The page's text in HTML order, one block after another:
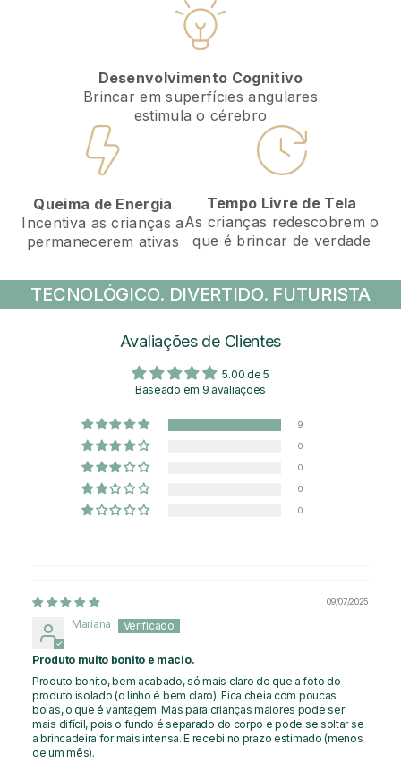
Desenvolvimento Cognitivo
Brincar em superfícies angulares
estimula o cérebro
Queima de Energia
Incentiva as crianças a
permanecerem ativas
Tempo Livre de Tela
As crianças redescobrem o
que é brincar de verdade
TECNOLÓGICO. DIVERTIDO. FUTURISTA
Avaliações de Clientes
5.00 de 5
Baseado em 9 avaliações
9
0
0
0
0
09/07/2025
Mariana
Produto muito bonito e macio.
Produto bonito, bem acabado, só mais claro do que a foto do
produto isolado (o linho é bem claro). Fica cheia com poucas
bolas, o que é vantagem. Mas para crianças maiores pode ser
mais difícil, pois o fundo é separado do corpo e pode se soltar se
a brincadeira for mais intensa. E recebi no prazo estimado (menos
de um mês).